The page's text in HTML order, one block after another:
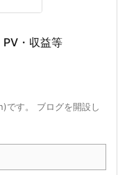
・収益等
です。 ブログを開設し